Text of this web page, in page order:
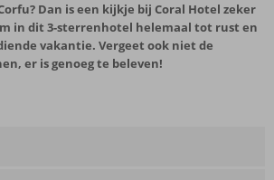
Dan is een kijkje bij Coral Hotel zeker
in dit 3-sterrenhotel helemaal tot rust en
vakantie. Vergeet ook niet de
er is genoeg te beleven!